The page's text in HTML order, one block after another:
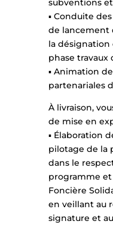
▪ Conduite
de lancement
la désignation
phase travaux
▪ Animation
partenariales
À livraison,
de mise en
▪ Élaboration
pilotage de la
dans le
programme
Foncière
en veillant au
signature et